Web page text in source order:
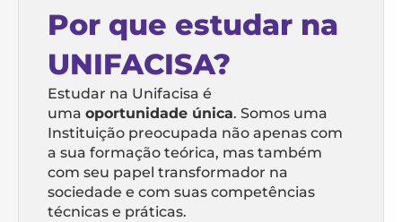
Por que estudar na
UNIFACISA?
Estudar na Unifacisa é
uma oportunidade única. Somos uma
Instituição preocupada não apenas com
a sua formação teórica, mas também
com seu papel transformador na
sociedade e com suas competências
técnicas e práticas.